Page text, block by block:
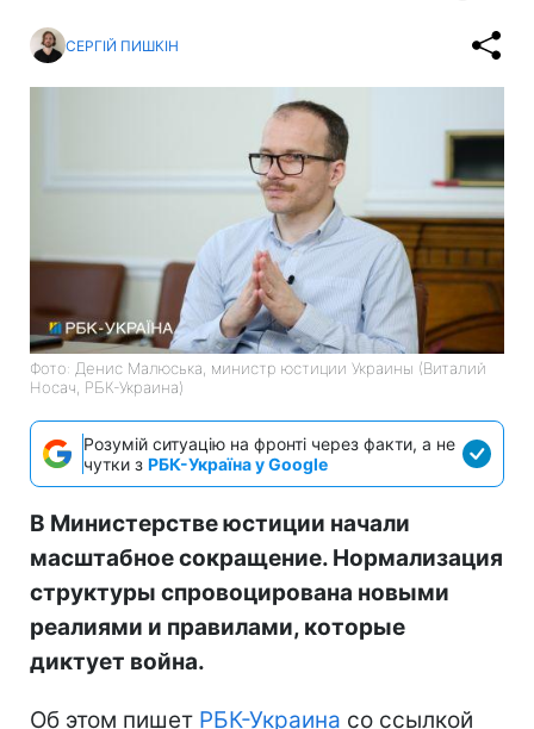
СЕРГІЙ ПИШКІН
Фото: Денис Малюська, министр юстиции Украины (Виталий
Носач, РБК-Украина)
Розумій ситуацію на фронті через факти, а не
чутки з РБК-Україна у Google
В Министерстве юстиции начали
масштабное сокращение. Нормализация
структуры спровоцирована новыми
реалиями и правилами, которые
диктует война.
Об этом пишет РБК-Украина со ссылкой